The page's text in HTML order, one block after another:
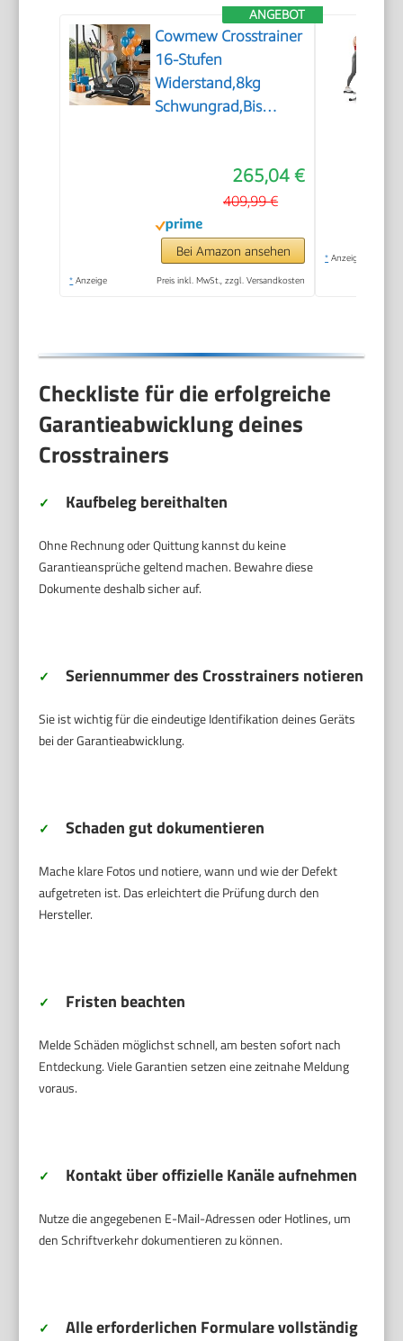
ANGEBOT
Cowmew Crosstrainer
16-Stufen
Widerstand,8kg
Schwungrad,Bis
265,04 €
409,99 €
Bei Amazon ansehen
* Anzeige Preis inkl. MwSt., zzgl. Versandkosten
* Anzeige
Checkliste für die erfolgreiche
Garantieabwicklung deines
Crosstrainers
✓ Kaufbeleg bereithalten
Ohne Rechnung oder Quittung kannst du keine
Garantieansprüche geltend machen. Bewahre diese
Dokumente deshalb sicher auf.
✓ Seriennummer des Crosstrainers notieren
Sie ist wichtig für die eindeutige Identifikation deines Geräts
bei der Garantieabwicklung.
✓ Schaden gut dokumentieren
Mache klare Fotos und notiere, wann und wie der Defekt
aufgetreten ist. Das erleichtert die Prüfung durch den
Hersteller.
✓ Fristen beachten
Melde Schäden möglichst schnell, am besten sofort nach
Entdeckung. Viele Garantien setzen eine zeitnahe Meldung
voraus.
✓ Kontakt über offizielle Kanäle aufnehmen
Nutze die angegebenen E-Mail-Adressen oder Hotlines, um
den Schriftverkehr dokumentieren zu können.
✓
Alle erforderlichen Formulare vollständig